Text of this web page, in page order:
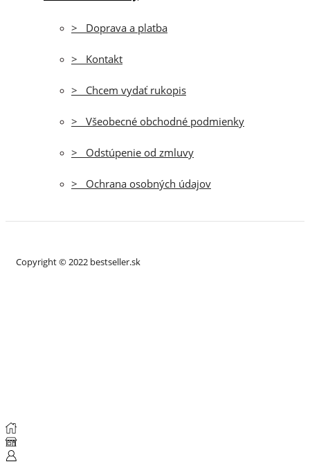
> Doprava a platba
> Kontakt
> Chcem vydať rukopis
> Všeobecné obchodné podmienky
> Odstúpenie od zmluvy
> Ochrana osobných údajov
Copyright © 2022 bestseller.sk